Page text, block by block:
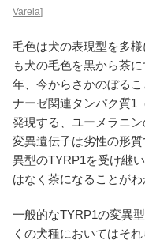
Varela]
毛色は犬の表現型を多
も犬の毛色を黒から茶
年、今からさかのぼる
ナーゼ関連タンパク質1
発現する、ユーメラニ
変異遺伝子は劣性の形
異型のTYRP1を受け継
はなく茶になることがわ
一般的なTYRP1の変異
くの犬種においてはそ